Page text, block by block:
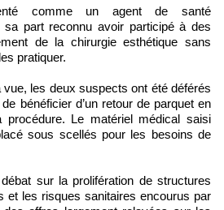
comme un agent de santé
sa part reconnu avoir participé à des
de la chirurgie esthétique sans
pratiquer.
vue, les deux suspects ont été déférés
bénéficier d’un retour de parquet en
Le matériel médical saisi
sous scellés pour les besoins de
sur la prolifération de structures
et les risques sanitaires encourus par